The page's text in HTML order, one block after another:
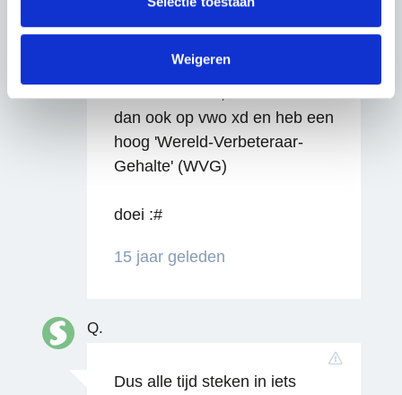
We werken samen met63 derdendie uw gegevens
kunnen ontvangen en verwerken.
Weigeren
F.
dan ook op vwo xd en heb een
hoog 'Wereld-Verbeteraar-
Gehalte' (WVG)
doei :#
15 jaar geleden
Q.
Dus alle tijd steken in iets